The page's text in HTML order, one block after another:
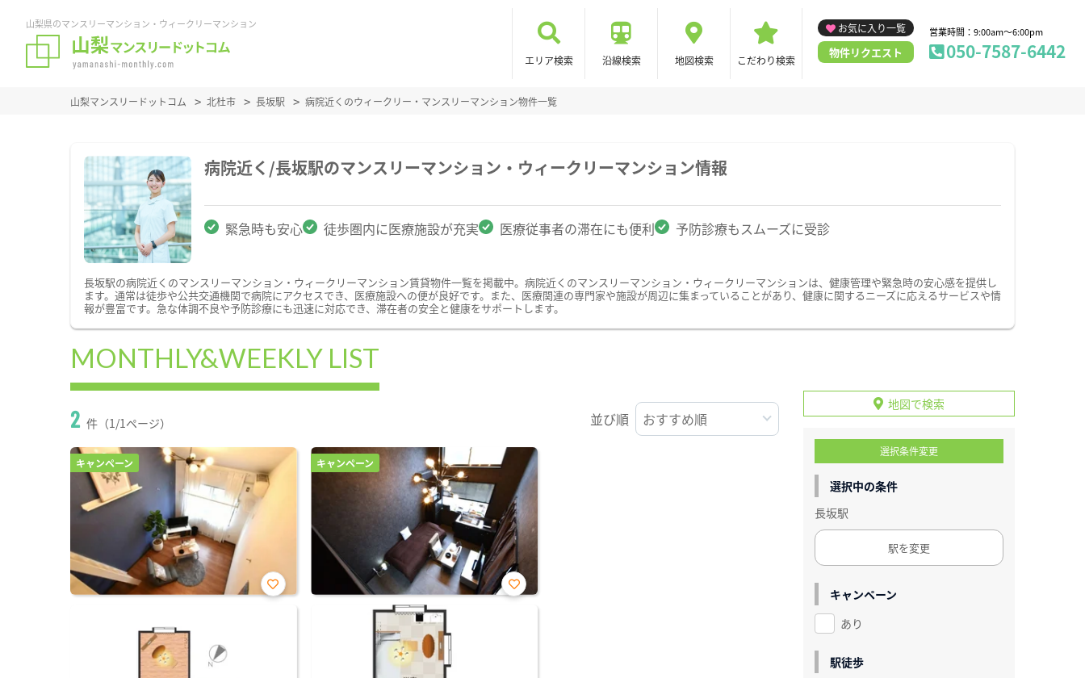
山梨県のマンスリーマンション・ウィークリーマンション
エリア検索 沿線検索 地図検索 こだわり検索
お気に入り一覧
物件リクエスト
営業時間：9:00am～6:00pm
050-7587-6442
山梨マンスリードットコム 北杜市 長坂駅 病院近くのウィークリー・マンスリーマンション物件一覧
病院近く/長坂駅のマンスリーマンション・ウィークリーマンション情報
緊急時も安心 徒歩圏内に医療施設が充実 医療従事者の滞在にも便利 予防診療もスムーズに受診
長坂駅の病院近くのマンスリーマンション・ウィークリーマンション賃貸物件一覧を掲載中。病院近くのマンスリーマンション・ウィークリーマンションは、健康管理や緊急時の安心感を提供し
ます。通常は徒歩や公共交通機関で病院にアクセスでき、医療施設への便が良好です。また、医療関連の専門家や施設が周辺に集まっていることがあり、健康に関するニーズに応えるサービスや情
報が豊富です。急な体調不良や予防診療にも迅速に対応でき、滞在者の安全と健康をサポートします。
MONTHLY&WEEKLY LIST
2 件（1/1ページ） 並び順
キャンペーン
お気
キャンペーン
お気
地図で検索
選択条件変更
選択中の条件
長坂駅
駅を変更
キャンペーン
あり
駅徒歩